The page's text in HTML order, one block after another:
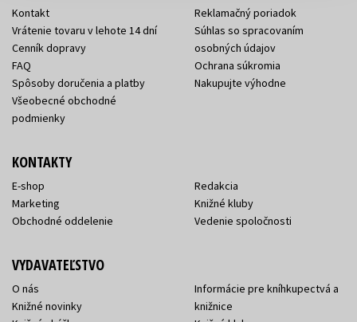
Kontakt
Vrátenie tovaru v lehote 14 dní
Cenník dopravy
FAQ
Spôsoby doručenia a platby
Všeobecné obchodné
podmienky
Reklamačný poriadok
Súhlas so spracovaním
osobných údajov
Ochrana súkromia
Nakupujte výhodne
KONTAKTY
E-shop
Marketing
Obchodné oddelenie
Redakcia
Knižné kluby
Vedenie spoločnosti
VYDAVATEĽSTVO
O nás
Knižné novinky
Informácie pre kníhkupectvá a
knižnice